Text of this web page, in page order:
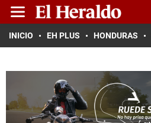
INICIO EH PLUS HONDURAS